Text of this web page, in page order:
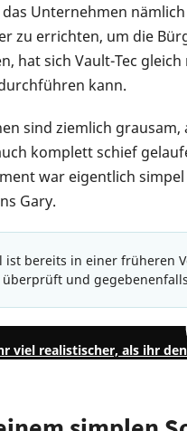
Unternehmen
zu errichten, um die
hat sich Vault-Tec
kann.
sind ziemlich
komplett schief
war eigentlich
Gary.
ist bereits in einer früheren
und
viel realistischer, als ihr